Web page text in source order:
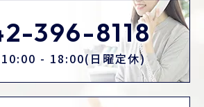
396-8118
10:00 - 18:00(日曜定休)